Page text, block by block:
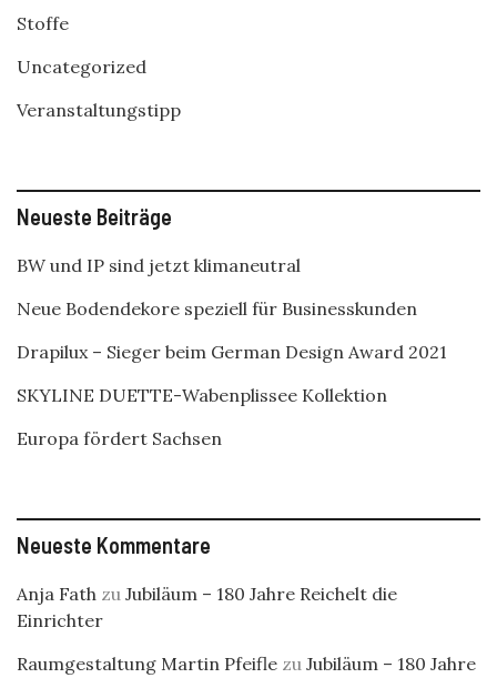
Stoffe
Uncategorized
Veranstaltungstipp
Neueste Beiträge
BW und IP sind jetzt klimaneutral
Neue Bodendekore speziell für Businesskunden
Drapilux – Sieger beim German Design Award 2021
SKYLINE DUETTE-Wabenplissee Kollektion
Europa fördert Sachsen
Neueste Kommentare
Anja Fath zu Jubiläum – 180 Jahre Reichelt die
Einrichter
Raumgestaltung Martin Pfeifle zu Jubiläum – 180 Jahre